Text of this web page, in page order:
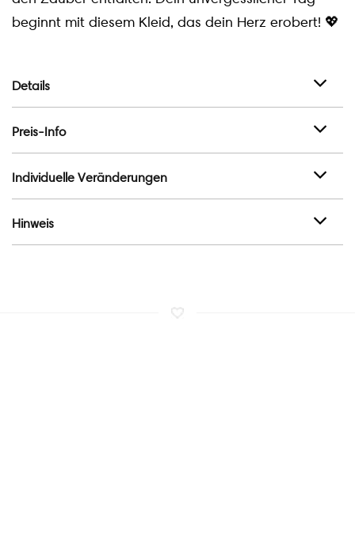
beginnt mit diesem Kleid, das dein Herz erobert! 💖
Details
Preis-Info
Individuelle Veränderungen
Hinweis